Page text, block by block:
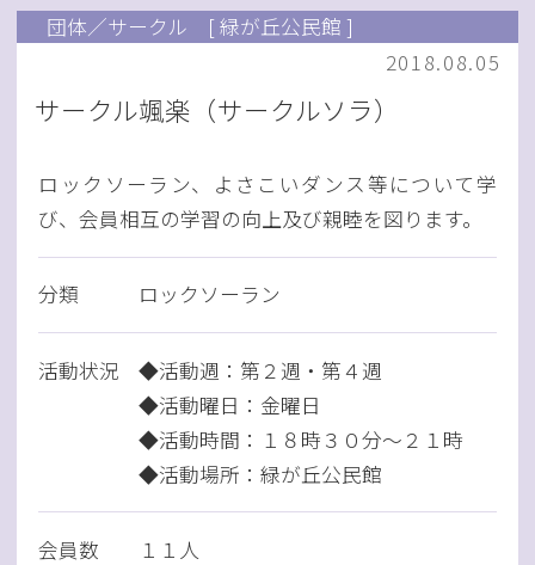
団体／サークル
[ 緑が丘公民館 ]
2018.08.05
サークル颯楽（サークルソラ）
ロックソーラン、よさこいダンス等について学
び、会員相互の学習の向上及び親睦を図ります。
分類 ロックソーラン
活動状況
◆活動週：第２週・第４週
◆活動曜日：金曜日
◆活動時間：１８時３０分～２１時
◆活動場所：緑が丘公民館
会員数 １１人